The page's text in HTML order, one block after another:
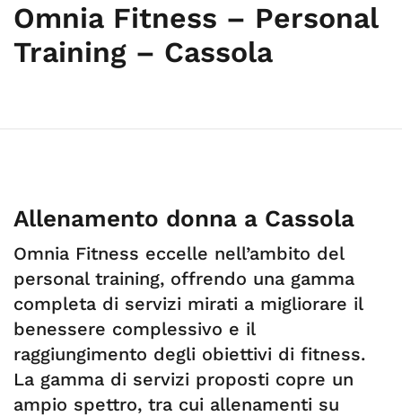
Omnia Fitness – Personal
Training – Cassola
Allenamento donna a Cassola
Omnia Fitness eccelle nell’ambito del
personal training, offrendo una gamma
completa di servizi mirati a migliorare il
benessere complessivo e il
raggiungimento degli obiettivi di fitness.
La gamma di servizi proposti copre un
ampio spettro, tra cui allenamenti su